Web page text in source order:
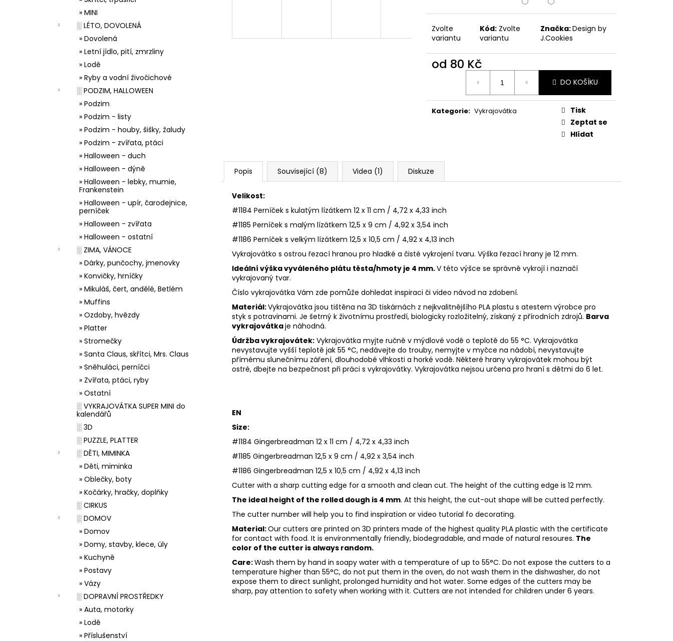
» MINI
░ LÉTO, DOVOLENÁ
» Dovolená
» Letní jídlo, pití, zmrzliny
» Lodě
» Ryby a vodní živočichové
░ PODZIM, HALLOWEEN
» Podzim
» Podzim - listy
» Podzim - houby, šišky, žaludy
» Podzim - zvířata, ptáci
» Halloween - duch
» Halloween - dýně
» Halloween - lebky, mumie,
Frankenstein
» Halloween - upír, čarodejnice,
perníček
» Halloween - zvířata
» Halloween - ostatní
░ ZIMA, VÁNOCE
» Dárky, punčochy, jmenovky
» Konvičky, hrníčky
» Mikuláš, čert, andělé, Betlém
» Muffins
» Ozdoby, hvězdy
» Platter
» Stromečky
» Santa Claus, skřítci, Mrs. Claus
» Sněhuláci, perníčci
» Zvířata, ptáci, ryby
» Ostatní
░ VYKRAJOVÁTKA SUPER MINI do
kalendářů
░ 3D
░ PUZZLE, PLATTER
░ DĚTI, MIMINKA
» Děti, miminka
» Oblečky, boty
» Kočárky, hračky, doplňky
░ CIRKUS
░ DOMOV
» Domov
» Domy, stavby, klece, úly
» Kuchyně
» Postavy
» Vázy
░ DOPRAVNÍ PROSTŘEDKY
» Auta, motorky
» Lodě
» Příslušenství
Zvolte
variantu
Kód: Zvolte
variantu
Značka:Design by
J.Cookies
od 80 Kč
DO KOŠÍKU
Kategorie: Vykrajovátka
Tisk
Zeptat se
Hlídat
Popis Související (8) Videa (1) Diskuze
Velikost:
#1184 Perníček s kulatým lízátkem 12 x 11 cm / 4,72 x 4,33 inch
#1185 Perníček s malým lízátkem 12,5 x 9 cm / 4,92 x 3,54 inch
#1186 Perníček s velkým lízátkem 12,5 x 10,5 cm / 4,92 x 4,13 inch
Vykrajovátko s ostrou řezací hranou pro hladké a čisté vykrojení tvaru. Výška řezací hrany je 12 mm.
Ideální výška vyváleného plátu těsta/hmoty je 4 mm.V této výšce se správně vykrojí i naznačí
vykrajovaný tvar.
Číslo vykrajovátka Vám zde pomůže dohledat inspiraci či video návod na zdobení.
Materiál:Vykrajovátka jsou tištěna na 3D tiskárnách z nejkvalitnějšího PLA plastu s atestem výrobce pro
styk s potravinami. Je šetrný k životnímu prostředí, biologicky rozložitelný, získaný z přírodních zdrojů. Barva
vykrajovátkaje náhodná.
Údržba vykrajovátek: Vykrajovátka myjte ručně v mýdlové vodě o teplotě do 55 °C. Vykrajovátka
nevystavujte vyšší teplotě jak 55 °C, nedávejte do trouby, nemyjte v myčce na nádobí, nevystavujte
přímému slunečnímu záření, dlouhodobé vlhkosti a horké vodě. Některé hrany vykrajovátek mohou být
ostré, dbejte na bezpečnost při práci s vykrajovátky. Vykrajovátka nejsou určena pro hraní s dětmi do 6 let.
EN
Size:
#1184 Gingerbreadman 12 x 11 cm / 4,72 x 4,33 inch
#1185 Gingerbreadman 12,5 x 9 cm / 4,92 x 3,54 inch
#1186 Gingerbreadman 12,5 x 10,5 cm / 4,92 x 4,13 inch
Cutter with a sharp cutting edge for a smooth and clean cut. The height of the cutting edge is 12 mm.
The ideal height of the rolled dough is 4 mm. At this height, the cut-out shape will be cutted perfectly.
The cutter number will help you to find inspiration or video tutorial fo decorating.
Material:Our cutters are printed on 3D printers made of the highest quality PLA plastic with the certificate
for contact with food. It is environmentally friendly, biodegradable, and made of natural resoures. The
color of the cutter is always random.
Care:Wash them by hand in soapy water with a temperature of up to 55°C. Do not expose the cutters to a
temperature higher than 55°C, do not put them in the oven, do not wash them in the dishwasher, do not
expose them to direct sunlight, prolonged humidity and hot water. Some edges of the cutters may be
sharp, pay attention to safety when working with it. Cutters are not intended for children under 6 years.
33001 ZDOBÍCÍ SÁČEK